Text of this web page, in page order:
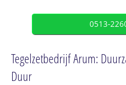
0513-
Tegelzetbedrijf Arum:
Duur